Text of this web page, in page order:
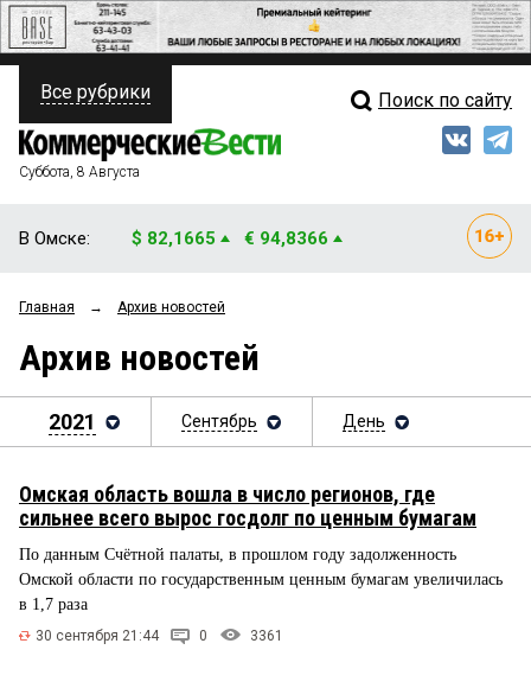
ПОЛИТИКА
ФИНАНСЫ
ОБЩЕСТВО
ЗАКОН
НОВОСТИ КОМПАНИЙ
СТИЛЬ ЖИЗНИ
Свежий выпуск
Блоги
Все рубрики Поиск по сайту
Суббота, 8 Августа
В Омске: $ 82,1665 € 94,8366
Главная → Архив новостей
Архив новостей
2021 Сентябрь День
Омская область вошла в число регионов, где
сильнее всего вырос госдолг по ценным бумагам
По данным Счётной палаты, в прошлом году задолженность
Омской области по государственным ценным бумагам увеличилась
в 1,7 раза
30 сентября 21:44 0 3361